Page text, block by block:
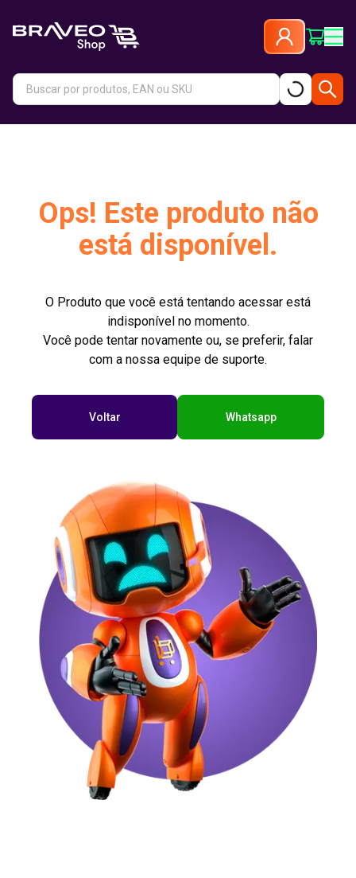
Ops! Este produto não
está disponível.
O Produto que você está tentando acessar está
indisponível no momento.
Você pode tentar novamente ou, se preferir, falar
com a nossa equipe de suporte.
Voltar Whatsapp